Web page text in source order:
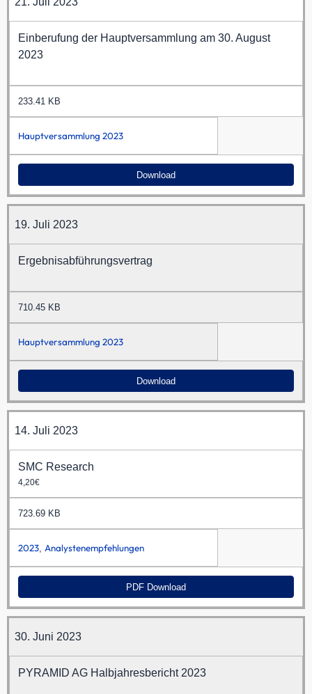
Einberufung der Hauptversammlung am 30. August
2023
233.41 KB
Hauptversammlung 2023
Download
19. Juli 2023
Ergebnisabführungsvertrag
710.45 KB
Hauptversammlung 2023
Download
14. Juli 2023
SMC Research
4,20€
723.69 KB
2023, Analystenempfehlungen
PDF Download
30. Juni 2023
PYRAMID AG Halbjahresbericht 2023